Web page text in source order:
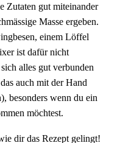
Zutaten gut miteinander
Masse ergeben.
einem Löffel
ist dafür nicht
alles gut verbunden
auch mit der Hand
besonders wenn du ein
möchtest.
dir das Rezept gelingt!